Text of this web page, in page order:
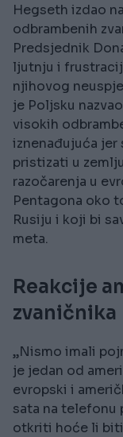
Hegseth izdao
odbrambenih
Predsjednik
ljutnju i
njihovog
je Poljsku
visokih
iznenađujuća jer
pristizati u
razočarenja u
Pentagona oko
Rusiju i koji bi
meta.
Reakcije
zvaničnika
„Nismo imali
je jedan od
evropski i
sata na telefonu
otkriti hoće li biti